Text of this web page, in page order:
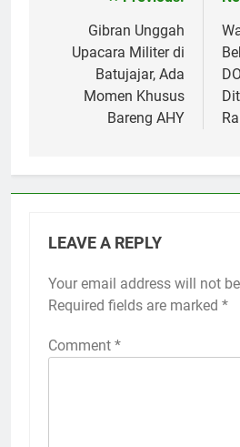
navigation
Gibran Unggah
Upacara Militer di
Batujajar, Ada
Momen Khusus
Bareng AHY
LEAVE A REPLY
Your email address will not
Required fields are marked *
Comment *